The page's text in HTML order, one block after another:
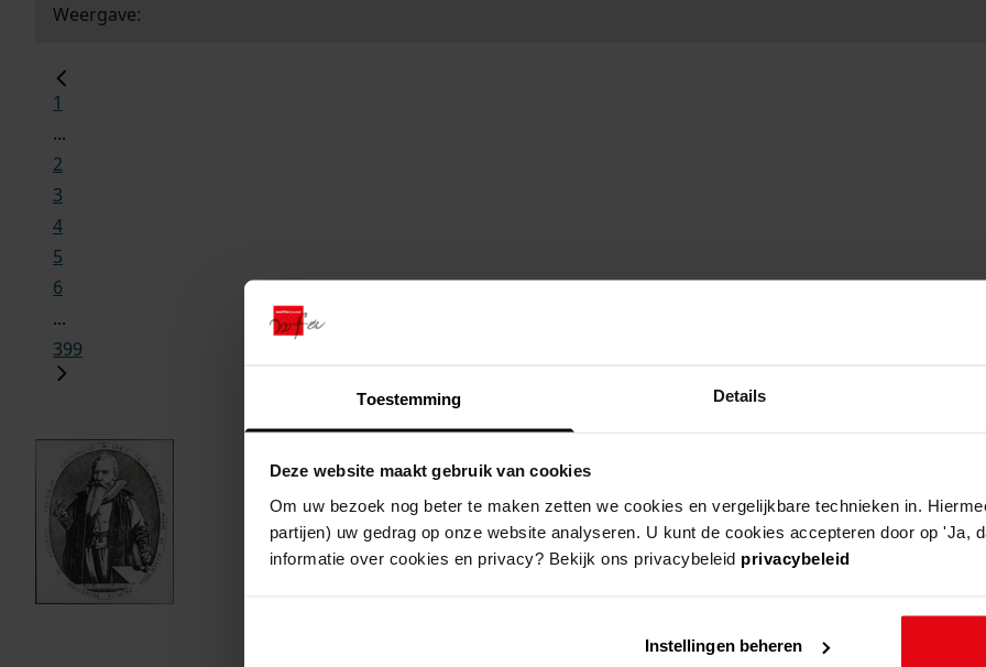
Toestemming Details
Deze website maakt gebruik van cookies
Om uw bezoek nog beter te maken zetten we cookies en vergelijkbare technieken in.
partijen) uw gedrag op onze website analyseren. U kunt de cookies accepteren door op 'Ja,
informatie over cookies en privacy? Bekijk ons privacybeleid privacybeleid
Instellingen beheren
Weergave:
1
...
2
3
4
5
6
...
399